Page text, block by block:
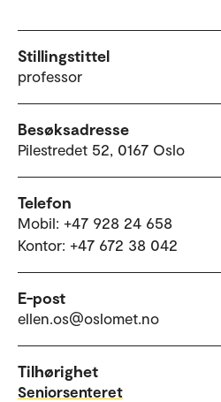
Stillingstittel
professor
Besøksadresse
Pilestredet 52, 0167 Oslo
Telefon
Mobil: +47 928 24 658
Kontor: +47 672 38 042
E-post
ellen.os@oslomet.no
Tilhørighet
Seniorsenteret